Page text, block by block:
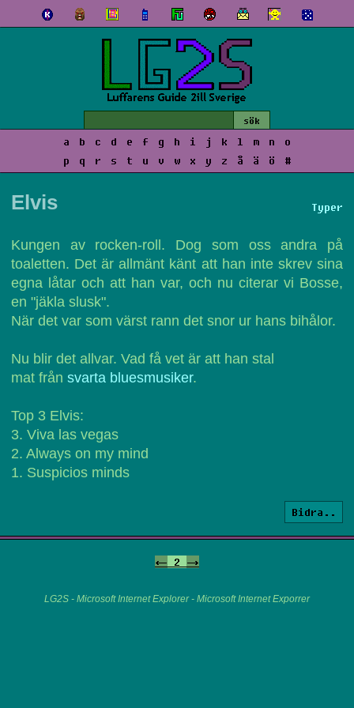
a b c d e f g h i j k l m n
o
p
q r s t u v w x y z å ä ö #
Typer
Elvis
Kungen av rocken-roll. Dog som oss andra på
toaletten. Det är allmänt känt att han inte skrev sina
egna låtar och att han var, och nu citerar vi Bosse,
en "jäkla slusk".
När det var som värst rann det snor ur hans bihålor.
Nu blir det allvar. Vad få vet är att han stal
mat från svarta bluesmusiker.
Top 3 Elvis:
3. Viva las vegas
2. Always on my mind
1. Suspicios minds
Bidra..
<- 2 ->
LG2S - Microsoft Internet Explorer - Microsoft Internet Exporrer